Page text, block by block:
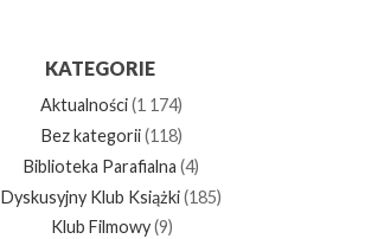
KATEGORIE
Aktualności(1 174)
Bez kategorii(118)
Biblioteka Parafialna (4)
Dyskusyjny Klub Książki(185)
Klub Filmowy(9)